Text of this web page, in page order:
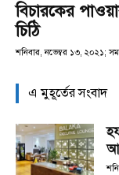
বিচারকের
চিঠি
শনিবার, নভেম্বর ১৩, ২০২১;
এ মুহূর্তের সংবাদ